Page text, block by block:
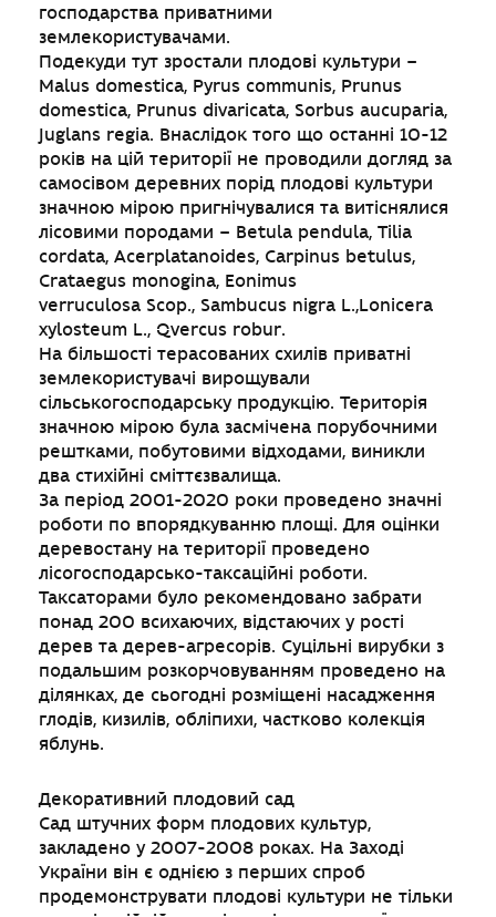
господарства приватними
землекористувачами.
Подекуди тут зростали плодові культури –
Malus domestica, Pyrus communis, Prunus
domestica, Prunus divaricata, Sorbus aucuparia,
Juglans regia. Внаслідок того що останні 10-12
років на цій території не проводили догляд за
самосівом деревних порід плодові культури
значною мірою пригнічувалися та витіснялися
лісовими породами – Betula pendula, Tilia
cordata, Acerplatanoides, Carpinus betulus,
Crataegus monogina, Eonimus
verruculosa Scop., Sambucus nigra L.,Lonicera
xylosteum L., Qvercus robur.
На більшості терасованих схилів приватні
землекористувачі вирощували
сільськогосподарську продукцію. Територія
значною мірою була засмічена порубочними
рештками, побутовими відходами, виникли
два стихійні сміттєзвалища.
За період 2001-2020 роки проведено значні
роботи по впорядкуванню площі. Для оцінки
деревостану на території проведено
лісогосподарсько-таксаційні роботи.
Таксаторами було рекомендовано забрати
понад 200 всихаючих, відстаючих у рості
дерев та дерев-агресорів. Суцільні вирубки з
подальшим розкорчовуванням проведено на
ділянках, де сьогодні розміщені насадження
глодів, кизилів, обліпихи, частково колекція
яблунь.
Декоративний плодовий сад
Сад штучних форм плодових культур,
закладено у 2007-2008 роках. На Заході
України він є однією з перших спроб
продемонструвати плодові культури не тільки